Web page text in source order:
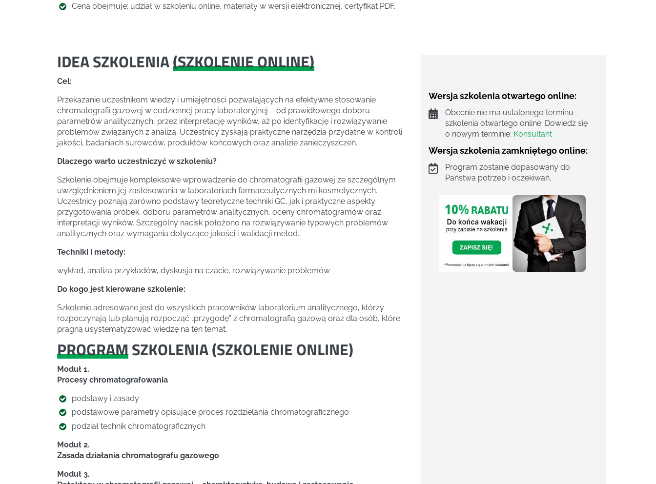
Cena obejmuje: udział w szkoleniu online, materiały w wersji elektronicznej, certyfikat PDF.
IDEA SZKOLENIA(SZKOLENIE ONLINE)
Cel:
Przekazanie uczestnikom wiedzy i umiejętności pozwalających na efektywne stosowanie
chromatografii gazowej w codziennej pracy laboratoryjnej – od prawidłowego doboru
parametrów analitycznych, przez interpretację wyników, aż po identyfikację i rozwiązywanie
problemów związanych z analizą. Uczestnicy zyskają praktyczne narzędzia przydatne w kontroli
jakości, badaniach surowców, produktów końcowych oraz analizie zanieczyszczeń.
Dlaczego warto uczestniczyć w szkoleniu?
Szkolenie obejmuje kompleksowe wprowadzenie do chromatografii gazowej ze szczególnym
uwzględnieniem jej zastosowania w laboratoriach farmaceutycznych mi kosmetycznych.
Uczestnicy poznają zarówno podstawy teoretyczne techniki GC, jak i praktyczne aspekty
przygotowania próbek, doboru parametrów analitycznych, oceny chromatogramów oraz
interpretacji wyników. Szczególny nacisk położono na rozwiązywanie typowych problemów
analitycznych oraz wymagania dotyczące jakości i walidacji metod.
Techniki i metody:
wykład, analiza przykładów, dyskusja na czacie, rozwiązywanie problemów
Do kogo jest kierowane szkolenie:
Szkolenie adresowane jest do wszystkich pracowników laboratorium analitycznego, którzy
rozpoczynają lub planują rozpocząć „przygodę” z chromatografią gazową oraz dla osób, które
pragną usystematyzować wiedzę na ten temat.
PROGRAMSZKOLENIA (SZKOLENIE ONLINE)
Moduł 1.
Procesy chromatografowania
podstawy i zasady
podstawowe parametry opisujące proces rozdzielania chromatograficznego
podział technik chromatograficznych
Moduł 2.
Zasada działania chromatografu gazowego
Moduł 3.
Wersja szkolenia otwartego online:
Obecnie nie ma ustalonego terminu
szkolenia otwartego online. Dowiedz się
o nowym terminie: Konsultant
Wersja szkolenia zamkniętego online:
Program zostanie dopasowany do
Państwa potrzeb i oczekiwań.